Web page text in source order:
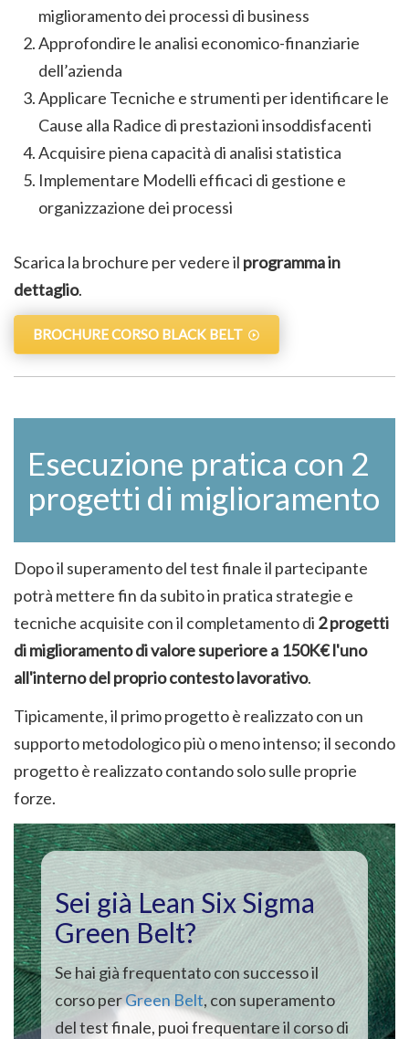
miglioramento dei processi di business
Approfondire le analisi economico-finanziarie
dell’azienda
Applicare Tecniche e strumenti per identificare le
Cause alla Radice di prestazioni insoddisfacenti
Acquisire piena capacità di analisi statistica
Implementare Modelli efficaci di gestione e
organizzazione dei processi
Scarica la brochure per vedere il programma in
dettaglio.
BROCHURE CORSO BLACK BELT
Esecuzione pratica con 2
progetti di miglioramento
Dopo il superamento del test finale il partecipante
potrà mettere fin da subito in pratica strategie e
tecniche acquisite con il completamento di 2 progetti
di miglioramento di valore superiore a 150K€ l'uno
all'interno del proprio contesto lavorativo.
Tipicamente, il primo progetto è realizzato con un
supporto metodologico più o meno intenso; il secondo
progetto è realizzato contando solo sulle proprie
forze.
Sei già Lean Six Sigma
Green Belt?
Se hai già frequentato con successo il
corso perGreen Belt, con superamento
del test finale, puoi frequentare il corso di